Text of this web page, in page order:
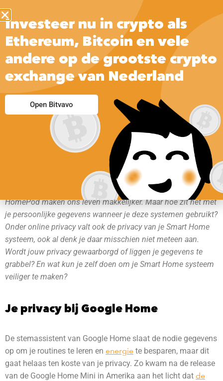
Smart Home systemen zoals Google Home, Alexa en Apple
HomePod maken ons leven makkelijker. Maar hoe zit het met
je persoonlijke gegevens wanneer je deze systemen gebruikt?
Onder online privacy valt ook de privacy van je Smart Home
systeem, ook al denk je daar misschien niet meteen aan.
Wordt jouw privacy gewaarborgd of liggen je gegevens te
grabbel? En wat kun je zelf doen om je Smart Home systeem
veiliger te maken?
Je privacy bij Google Home
De stemassistent van Google Home slaat de nodie gegevens
op om je routines te leren en energie te besparen, maar dit
gaat helaas ten koste van je privacy. Zo kwam na de release
van de Google Home Mini in Amerika aan het licht dat de
Investeer nu in crypto als
Ethereum, Bitcoin en vele
andere op de grootste crypto
exchange van Nederland
Open Bitvavo